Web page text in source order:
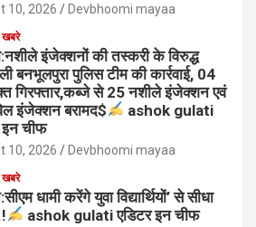
10, 2026 Devbhoomi mayaa
खबरे
इंजेक्शनों की तस्करी के विरुद्ध
बनभूलपुरा पुलिस टीम की कार्रवाई, 04
गिरफ्तार,कब्जे से 25 नशीले इंजेक्शन एवं
इंजेक्शन बरामद$
ashok gulati
इन चीफ
10, 2026 Devbhoomi mayaa
खबरे
धामी करेंगे युवा विद्यार्थियों’ से सीधा
ashok gulati एडिटर इन चीफ